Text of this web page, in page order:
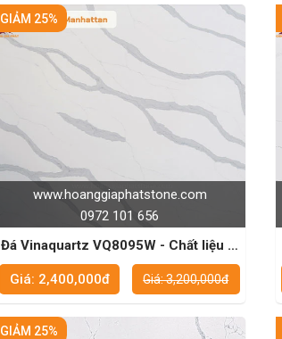
www.hoanggiaphatstone.com
0972 101 656
GIẢM 25%
Đá Vinaquartz VQ8095W - Chất liệu lý
tưởng cho các công trình bền vững
Giá: 2,400,000đ
Giá: 3,200,000đ
GIẢM 25%